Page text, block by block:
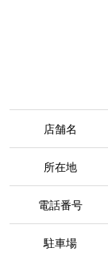
店舗名
所在地
電話番号
駐車場